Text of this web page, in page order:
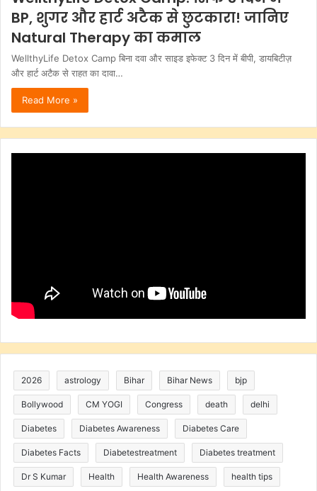
BP, शुगर और हार्ट अटैक से छुटकारा! जानिए
Natural Therapy का कमाल
WellthyLife Detox Camp बिना दवा और साइड इफेक्ट 3 दिन में बीपी, डायबिटीज़
और हार्ट अटैक से राहत का दावा…
Read More »
2026 astrology Bihar Bihar News bjp
Bollywood CM YOGI Congress death delhi
Diabetes Diabetes Awareness Diabetes Care
Diabetes Facts Diabetestreatment Diabetes treatment
Dr S Kumar Health Health Awareness health tips